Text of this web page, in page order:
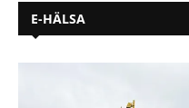
E-HÄLSA